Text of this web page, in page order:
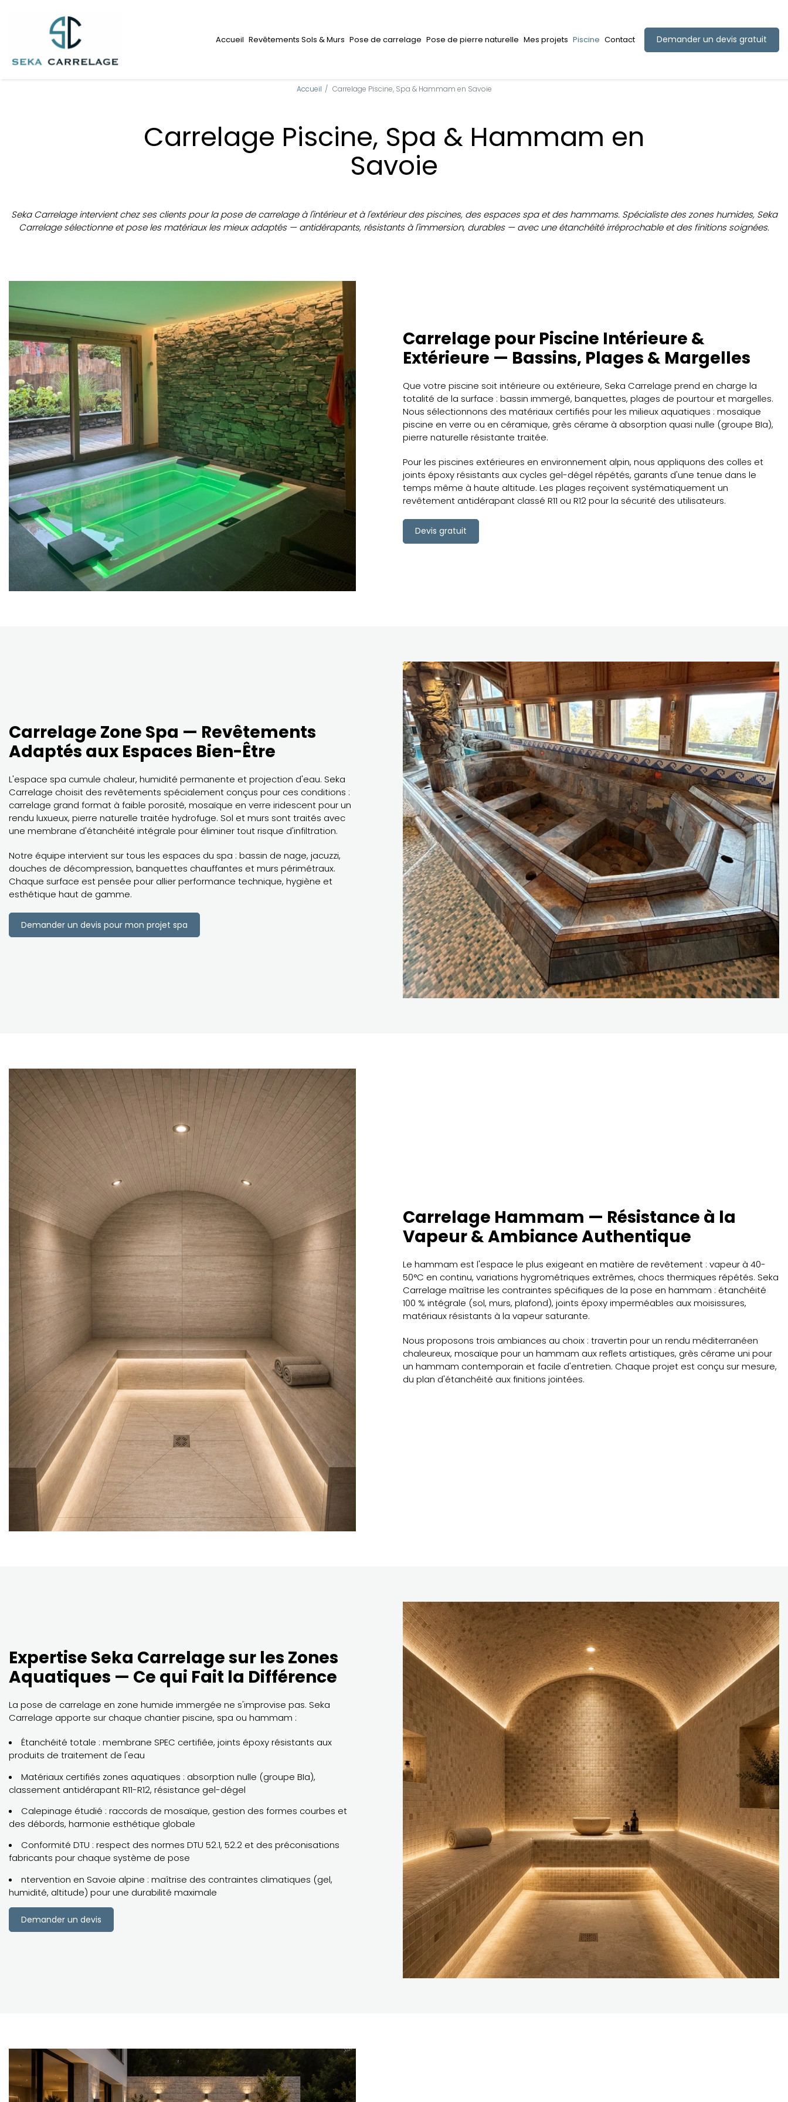
Accueil Revêtements Sols & Murs Pose de carrelage Pose de pierre naturelle Mes projets Piscine Contact Demander un devis gratuit
Accueil Carrelage Piscine, Spa & Hammam en Savoie
Carrelage Piscine, Spa & Hammam en
Savoie
Seka Carrelage intervient chez ses clients pour la pose de carrelage à l'intérieur et à l'extérieur des piscines, des espaces spa et des hammams. Spécialiste des zones humides, Seka
Carrelage sélectionne et pose les matériaux les mieux adaptés — antidérapants, résistants à l'immersion, durables — avec une étanchéité irréprochable et des finitions soignées.
Carrelage pour Piscine Intérieure &
Extérieure — Bassins, Plages & Margelles
Que votre piscine soit intérieure ou extérieure, Seka Carrelage prend en charge la
totalité de la surface : bassin immergé, banquettes, plages de pourtour et margelles.
Nous sélectionnons des matériaux certifiés pour les milieux aquatiques : mosaïque
piscine en verre ou en céramique, grès cérame à absorption quasi nulle (groupe BIa),
pierre naturelle résistante traitée.
Pour les piscines extérieures en environnement alpin, nous appliquons des colles et
joints époxy résistants aux cycles gel-dégel répétés, garants d'une tenue dans le
temps même à haute altitude. Les plages reçoivent systématiquement un
revêtement antidérapant classé R11 ou R12 pour la sécurité des utilisateurs.
Devis gratuit
Carrelage Zone Spa — Revêtements
Adaptés aux Espaces Bien-Être
L'espace spa cumule chaleur, humidité permanente et projection d'eau. Seka
Carrelage choisit des revêtements spécialement conçus pour ces conditions :
carrelage grand format à faible porosité, mosaïque en verre iridescent pour un
rendu luxueux, pierre naturelle traitée hydrofuge. Sol et murs sont traités avec
une membrane d'étanchéité intégrale pour éliminer tout risque d'infiltration.
Notre équipe intervient sur tous les espaces du spa : bassin de nage, jacuzzi,
douches de décompression, banquettes chauffantes et murs périmétraux.
Chaque surface est pensée pour allier performance technique, hygiène et
esthétique haut de gamme.
Demander un devis pour mon projet spa
Carrelage Hammam — Résistance à la
Vapeur & Ambiance Authentique
Le hammam est l'espace le plus exigeant en matière de revêtement : vapeur à 40-
50°C en continu, variations hygrométriques extrêmes, chocs thermiques répétés. Seka
Carrelage maîtrise les contraintes spécifiques de la pose en hammam : étanchéité
100 % intégrale (sol, murs, plafond), joints époxy imperméables aux moisissures,
matériaux résistants à la vapeur saturante.
Nous proposons trois ambiances au choix : travertin pour un rendu méditerranéen
chaleureux, mosaïque pour un hammam aux reflets artistiques, grès cérame uni pour
un hammam contemporain et facile d'entretien. Chaque projet est conçu sur mesure,
du plan d'étanchéité aux finitions jointées.
Expertise Seka Carrelage sur les Zones
Aquatiques — Ce qui Fait la Différence
La pose de carrelage en zone humide immergée ne s'improvise pas. Seka
Carrelage apporte sur chaque chantier piscine, spa ou hammam :
Étanchéité totale : membrane SPEC certifiée, joints époxy résistants aux
produits de traitement de l'eau
Matériaux certifiés zones aquatiques : absorption nulle (groupe BIa),
classement antidérapant R11-R12, résistance gel-dégel
Calepinage étudié : raccords de mosaïque, gestion des formes courbes et
des débords, harmonie esthétique globale
Conformité DTU : respect des normes DTU 52.1, 52.2 et des préconisations
fabricants pour chaque système de pose
ntervention en Savoie alpine : maîtrise des contraintes climatiques (gel,
humidité, altitude) pour une durabilité maximale
Demander un devis